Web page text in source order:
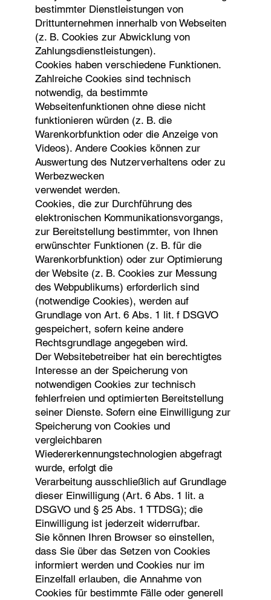
bestimmter Dienstleistungen von
Drittunternehmen innerhalb von Webseiten
(z. B. Cookies zur Abwicklung von
Zahlungsdienstleistungen).
Cookies haben verschiedene Funktionen.
Zahlreiche Cookies sind technisch
notwendig, da bestimmte
Webseitenfunktionen ohne diese nicht
funktionieren würden (z. B. die
Warenkorbfunktion oder die Anzeige von
Videos). Andere Cookies können zur
Auswertung des Nutzerverhaltens oder zu
Werbezwecken
verwendet werden.
Cookies, die zur Durchführung des
elektronischen Kommunikationsvorgangs,
zur Bereitstellung bestimmter, von Ihnen
erwünschter Funktionen (z. B. für die
Warenkorbfunktion) oder zur Optimierung
der Website (z. B. Cookies zur Messung
des Webpublikums) erforderlich sind
(notwendige Cookies), werden auf
Grundlage von Art. 6 Abs. 1 lit. f DSGVO
gespeichert, sofern keine andere
Rechtsgrundlage angegeben wird.
Der Websitebetreiber hat ein berechtigtes
Interesse an der Speicherung von
notwendigen Cookies zur technisch
fehlerfreien und optimierten Bereitstellung
seiner Dienste. Sofern eine Einwilligung zur
Speicherung von Cookies und
vergleichbaren
Wiedererkennungstechnologien abgefragt
wurde, erfolgt die
Verarbeitung ausschließlich auf Grundlage
dieser Einwilligung (Art. 6 Abs. 1 lit. a
DSGVO und § 25 Abs. 1 TTDSG); die
Einwilligung ist jederzeit widerrufbar.
Sie können Ihren Browser so einstellen,
dass Sie über das Setzen von Cookies
informiert werden und Cookies nur im
Einzelfall erlauben, die Annahme von
Cookies für bestimmte Fälle oder generell